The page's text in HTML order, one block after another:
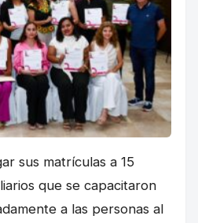
sus matrículas a 15
que se capacitaron
a las personas al